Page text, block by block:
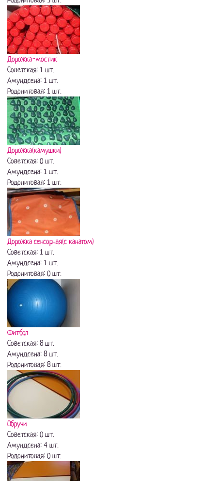
Дорожка-мостик
Советская: 1 шт.
Амундсена: 1 шт.
Родонитовая: 1 шт.
Дорожка(камушки)
Советская: 0 шт.
Амундсена: 1 шт.
Родонитовая: 1 шт.
Дорожка сенсорная(с канатом)
Советская: 1 шт.
Амундсена: 1 шт.
Родонитовая: 0 шт.
Фитбол
Советская: 8 шт.
Амундсена: 8 шт.
Родонитовая: 8 шт.
Обручи
Советская: 0 шт.
Амундсена: 4 шт.
Родонитовая: 0 шт.